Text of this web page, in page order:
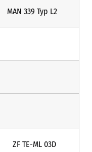
MAN 339 Typ L2
ZF TE-ML 03D